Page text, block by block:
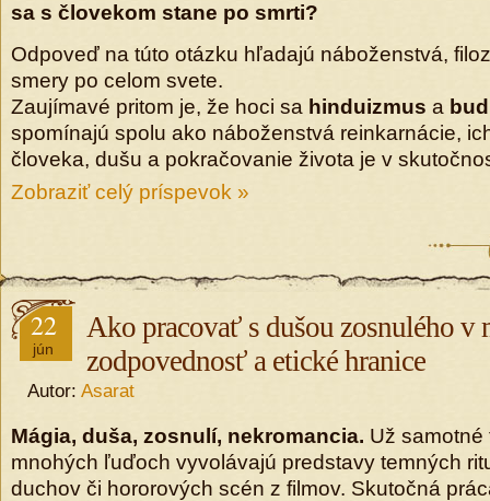
sa s človekom stane po smrti?
Odpoveď na túto otázku hľadajú náboženstvá,
smery po celom svete.
Zaujímavé pritom je, že hoci sa hinduizmus a
spomínajú spolu ako náboženstvá reinkarnácie,
človeka, dušu a pokračovanie života je v
Zobraziť celý príspevok »
22
jún
Ako pracovať s dušou zosnulého v
zodpovednosť a etické hranice
Autor: Asarat
Mágia, duša, zosnulí, nekromancia. Už samotné
mnohých ľuďoch vyvolávajú predstavy temných
duchov či hororových scén z filmov. Skutočná